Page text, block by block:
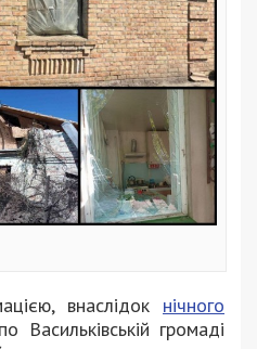
внаслідок нічного
по Васильківській громаді